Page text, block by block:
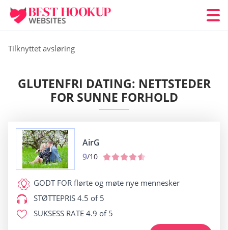
Tilknyttet avsløring
GLUTENFRI DATING: NETTSTEDER
FOR SUNNE FORHOLD
AirG
9/10
GODT FOR flørte og møte nye mennesker
STØTTEPRIS 4.5 of 5
SUKSESS RATE 4.9 of 5